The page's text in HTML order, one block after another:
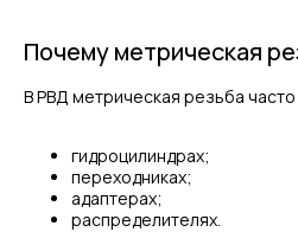
Почему метрическая
В РВД метрическая резьба
гидроцилиндрах;
переходниках;
адаптерах;
распределителях.